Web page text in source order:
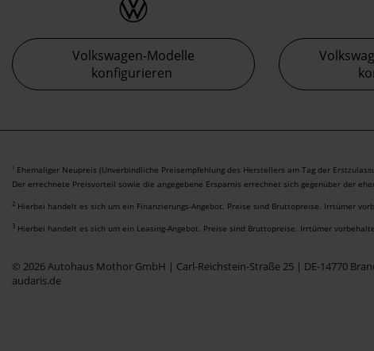
Volkswagen-Modelle
konfigurieren
1 Ehemaliger Neupreis (Unverbindliche Preisempfehlung des Herstellers am Tag der
Der errechnete Preisvorteil sowie die angegebene Ersparnis errechnet sich gegenüber der
2 Hierbei handelt es sich um ein Finanzierungs-Angebot. Preise sind Bruttopreise. Irrtümer
3 Hierbei handelt es sich um ein Leasing-Angebot. Preise sind Bruttopreise. Irrtümer
© 2026 Autohaus Mothor GmbH | Carl-Reichstein-Straße 25 | DE-14770
audaris.de